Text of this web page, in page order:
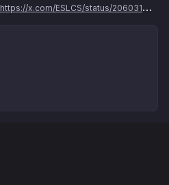
https://x.com/ESLCS/status/2060315355701002251?s=20